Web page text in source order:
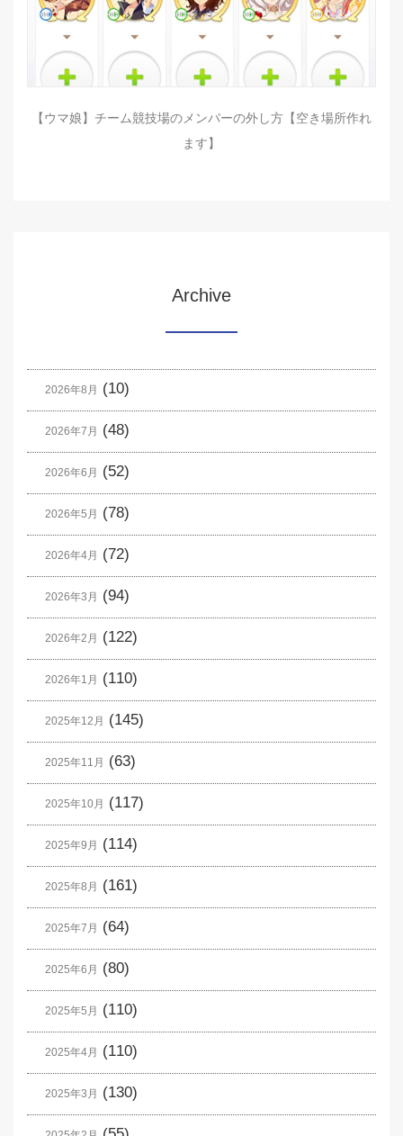
【ウマ娘】チーム競技場のメンバーの外し方【空き場所作れ
ます】
Archive
2026年8月 (10)
2026年7月 (48)
2026年6月 (52)
2026年5月 (78)
2026年4月 (72)
2026年3月 (94)
2026年2月 (122)
2026年1月 (110)
2025年12月 (145)
2025年11月 (63)
2025年10月 (117)
2025年9月 (114)
2025年8月 (161)
2025年7月 (64)
2025年6月 (80)
2025年5月 (110)
2025年4月 (110)
2025年3月 (130)